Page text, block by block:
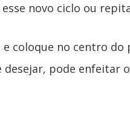
novo ciclo ou
coloque no centro do
desejar, pode enfeitar